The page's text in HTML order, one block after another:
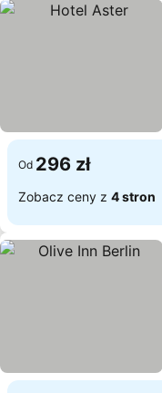
Od 296 zł
Zobacz ceny z 4 stron